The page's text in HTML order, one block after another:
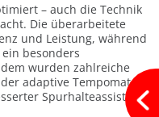
– auch die Technik
Die überarbeitete
und Leistung, während
besonders
wurden zahlreiche
adaptive Tempomat mit
Spurhalteassistent.